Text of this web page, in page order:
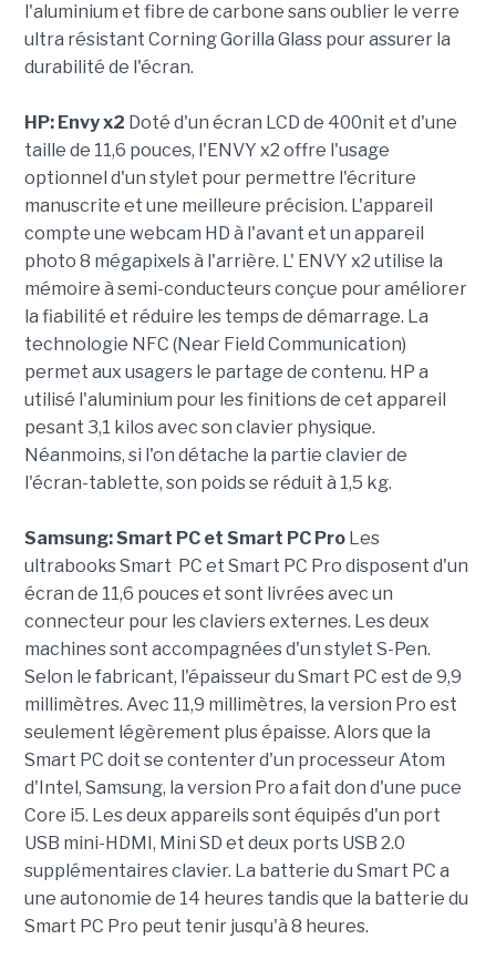
l'aluminium et fibre de carbone sans oublier le verre
ultra résistant Corning Gorilla Glass pour assurer la
durabilité de l'écran.
HP: Envy x2 Doté d'un écran LCD de 400nit et d'une
taille de 11,6 pouces, l'ENVY x2 offre l'usage
optionnel d'un stylet pour permettre l'écriture
manuscrite et une meilleure précision. L'appareil
compte une webcam HD à l'avant et un appareil
photo 8 mégapixels à l'arrière. L' ENVY x2 utilise la
mémoire à semi-conducteurs conçue pour améliorer
la fiabilité et réduire les temps de démarrage. La
technologie NFC (Near Field Communication)
permet aux usagers le partage de contenu. HP a
utilisé l'aluminium pour les finitions de cet appareil
pesant 3,1 kilos avec son clavier physique.
Néanmoins, si l'on détache la partie clavier de
l'écran-tablette, son poids se réduit à 1,5 kg.
Samsung: Smart PC et Smart PC ProLes
ultrabooks Smart PC et Smart PC Pro disposent d'un
écran de 11,6 pouces et sont livrées avec un
connecteur pour les claviers externes. Les deux
machines sont accompagnées d'un stylet S-Pen.
Selon le fabricant, l'épaisseur du Smart PC est de 9,9
millimètres. Avec 11,9 millimètres, la version Pro est
seulement légèrement plus épaisse. Alors que la
Smart PC doit se contenter d'un processeur Atom
d'Intel, Samsung, la version Pro a fait don d'une puce
Core i5. Les deux appareils sont équipés d'un port
USB mini-HDMI, Mini SD et deux ports USB 2.0
supplémentaires clavier. La batterie du Smart PC a
une autonomie de 14 heures tandis que la batterie du
Smart PC Pro peut tenir jusqu'à 8 heures.